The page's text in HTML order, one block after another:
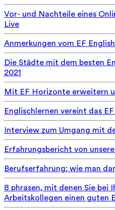
Vor- und Nachteile eines
Live
Anmerkungen vom EF
Die Städte mit dem besten
2021
Mit EF Horizonte erweitern
Englischlernen vereint das
Interview zum Umgang mit
Erfahrungsbericht von
Berufserfahrung: wie man
8 phrasen, mit denen Sie bei
Arbeitskollegen einen guten